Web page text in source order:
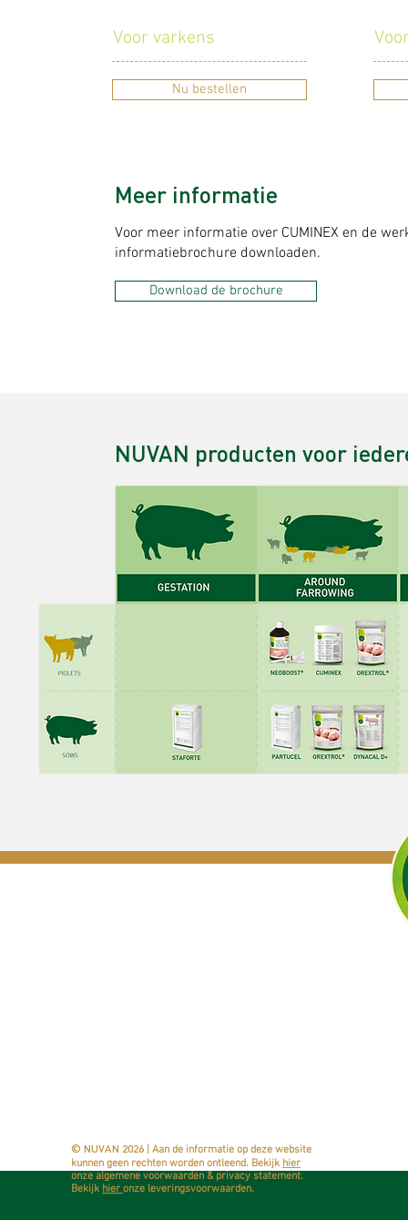
Voor varkens
Nu bestellen
Download de brochure
Meer informatie
Voor meer informatie over CUMINEX en de
informatiebrochure downloaden.
NUVAN producten voor
© NUVAN 2026
| Aan de informatie op deze website
kunnen geen rechten worden ontleend.​ Bekijk hier
onze algemene voorwaarden & privacy statement.
Bekijk hier onze leveringsvoorwaarden.